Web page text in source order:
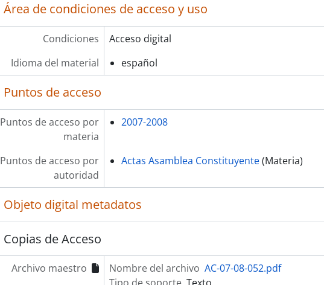
Área de condiciones de acceso y uso
Condiciones
Acceso digital
Idioma del material
español
Puntos de acceso
Puntos de acceso por
materia
2007-2008
Puntos de acceso por
autoridad
Actas Asamblea Constituyente(Materia)
Objeto digital metadatos
Copias de Acceso
Archivo maestro Nombre del archivo AC-07-08-052.pdf